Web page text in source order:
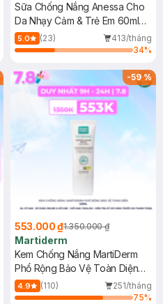
Sữa Chống Nắng Anessa Cho
Da Nhạy Cảm & Trẻ Em 60ml
(Mới)
5.0 (23)
413/tháng
34%
-59%
553.000 ₫1.350.000 ₫
Martiderm
Kem Chống Nắng MartiDerm
Phổ Rộng Bảo Vệ Toàn Diện
40ml
4.9 (110)
251/tháng
75%